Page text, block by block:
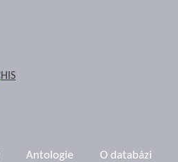
Antologie O databázi